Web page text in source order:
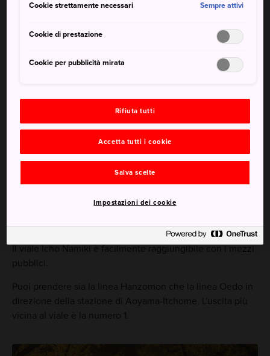
uffici, e il Parco Meiji Jingu Gaien si trova il viale Icho
Namiki, uno dei percorsi naturali più scenografici di tutta
Da non perdere
I colori autunnali tra i mesi di novembre e
I negozi alla moda di Gaienmae
Come arrivare
Il viale Icho Namiki è facilmente raggiungibile con i mezzi
pubblici.
Puoi prendere sia la linea Hanzomon che la linea Oedo in
direzione della stazione di Aoyama-Itchome. L'uscita più
vicina al viale è la numero 1.
Cookie strettamente necessari Sempre attivi
Cookie di prestazione
Cookie per pubblicità mirata
Rifiuta tutti
Accetta tutti i cookie
Salva scelte
Impostazioni dei cookie